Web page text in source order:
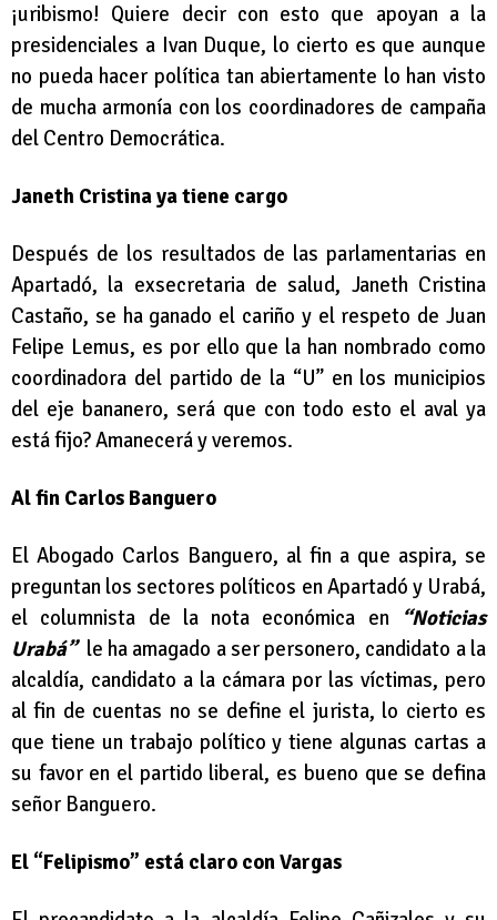
¡uribismo! Quiere decir con esto que apoyan a la
presidenciales a Ivan Duque, lo cierto es que aunque
no pueda hacer política tan abiertamente lo han visto
de mucha armonía con los coordinadores de campaña
del Centro Democrática.
Janeth Cristina ya tiene cargo
Después de los resultados de las parlamentarias en
Apartadó, la exsecretaria de salud, Janeth Cristina
Castaño, se ha ganado el cariño y el respeto de Juan
Felipe Lemus, es por ello que la han nombrado como
coordinadora del partido de la “U” en los municipios
del eje bananero, será que con todo esto el aval ya
está fijo? Amanecerá y veremos.
Al fin Carlos Banguero
El Abogado Carlos Banguero, al fin a que aspira, se
preguntan los sectores políticos en Apartadó y Urabá,
el columnista de la nota económica en
“Noticias
Urabá”le ha amagado a ser personero, candidato a la
alcaldía, candidato a la cámara por las víctimas, pero
al fin de cuentas no se define el jurista, lo cierto es
que tiene un trabajo político y tiene algunas cartas a
su favor en el partido liberal, es bueno que se defina
señor Banguero.
El “Felipismo” está claro con Vargas